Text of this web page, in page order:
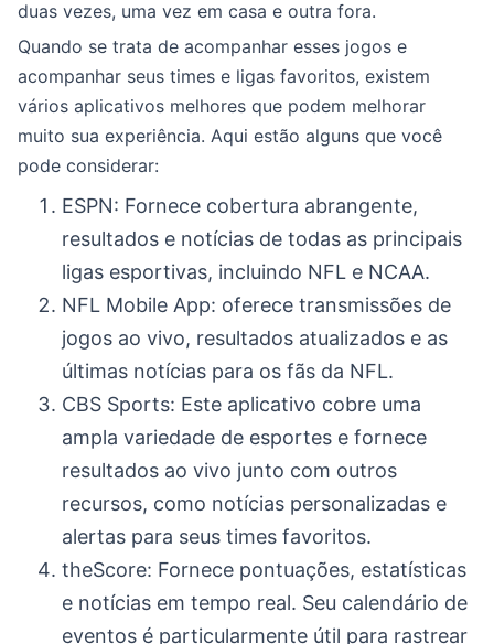
duas vezes, uma vez em casa e outra fora.
Quando se trata de acompanhar esses jogos e
acompanhar seus times e ligas favoritos, existem
vários aplicativos melhores que podem melhorar
muito sua experiência. Aqui estão alguns que você
pode considerar:
ESPN: Fornece cobertura abrangente,
resultados e notícias de todas as principais
ligas esportivas, incluindo NFL e NCAA.
NFL Mobile App: oferece transmissões de
jogos ao vivo, resultados atualizados e as
últimas notícias para os fãs da NFL.
CBS Sports: Este aplicativo cobre uma
ampla variedade de esportes e fornece
resultados ao vivo junto com outros
recursos, como notícias personalizadas e
alertas para seus times favoritos.
theScore: Fornece pontuações, estatísticas
e notícias em tempo real. Seu calendário de
eventos é particularmente útil para rastrear